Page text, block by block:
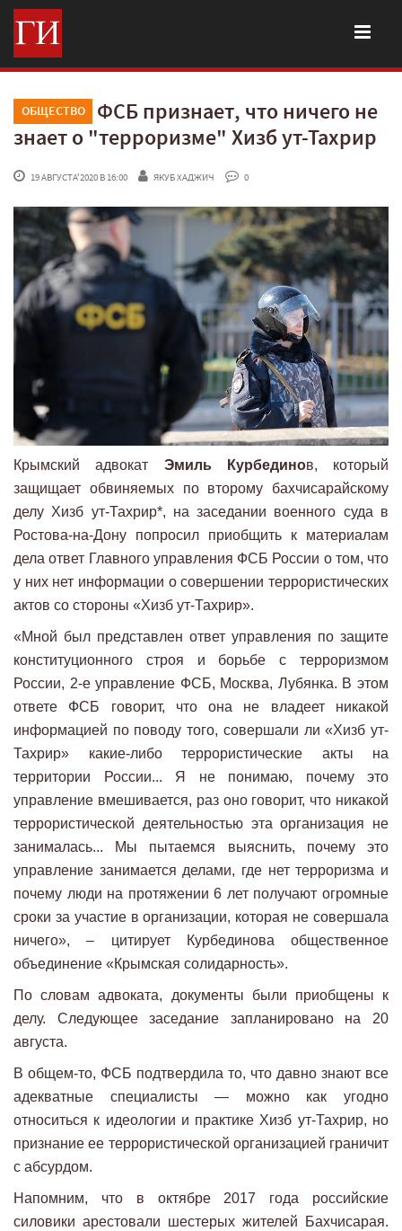
ОБЩЕСТВО
ФСБ признает, что ничего не
знает о "терроризме" Хизб ут-Тахрир
19 АВГУСТА'2020 В 16:00 ЯКУБ ХАДЖИЧ 0
Крымский адвокат Эмиль Курбединов, который
защищает обвиняемых по второму бахчисарайскому
делу Хизб ут-Тахрир*, на заседании военного суда в
Ростова-на-Дону попросил приобщить к материалам
дела ответ Главного управления ФСБ России о том, что
у них нет информации о совершении террористических
актов со стороны «Хизб ут-Тахрир».
«Мной был представлен ответ управления по защите
конституционного строя и борьбе с терроризмом
России, 2-е управление ФСБ, Москва, Лубянка. В этом
ответе ФСБ говорит, что она не владеет никакой
информацией по поводу того, совершали ли «Хизб ут-
Тахрир» какие-либо террористические акты на
территории России... Я не понимаю, почему это
управление вмешивается, раз оно говорит, что никакой
террористической деятельностью эта организация не
занималась... Мы пытаемся выяснить, почему это
управление занимается делами, где нет терроризма и
почему люди на протяжении 6 лет получают огромные
сроки за участие в организации, которая не совершала
ничего», – цитирует Курбединова общественное
объединение «Крымская солидарность».
По словам адвоката, документы были приобщены к
делу. Следующее заседание запланировано на 20
августа.
В общем-то, ФСБ подтвердила то, что давно знают все
адекватные специалисты — можно как угодно
относиться к идеологии и практике Хизб ут-Тахрир, но
признание ее террористической организацией граничит
с абсурдом.
Напомним, что в октябре 2017 года российские
силовики арестовали шестерых жителей Бахчисарая.